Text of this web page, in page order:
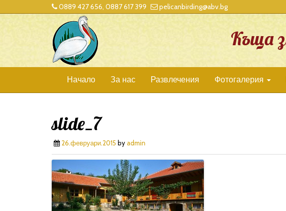
0889 427 656, 0887 617 399 pelicanbirding@abv.bg
Къща
Начало За нас Развлечения Фотогалерия
slide_7
26.февруари.2015 byadmin